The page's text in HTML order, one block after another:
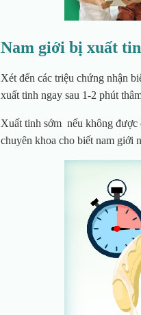
Nam giới bị xuất
Xét đến các triệu chứng nhận
xuất tinh ngay sau 1-2 phút
Xuất tinh sớm nếu không được
chuyên khoa cho biết nam giới